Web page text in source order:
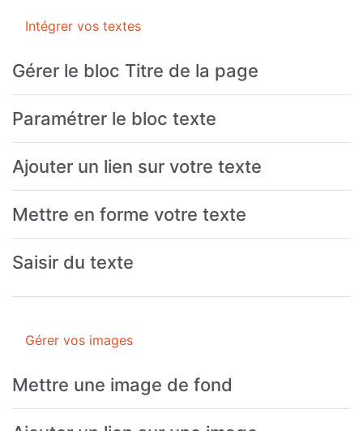
Intégrer vos textes
Gérer le bloc Titre de la page
Paramétrer le bloc texte
Ajouter un lien sur votre texte
Mettre en forme votre texte
Saisir du texte
Gérer vos images
Mettre une image de fond